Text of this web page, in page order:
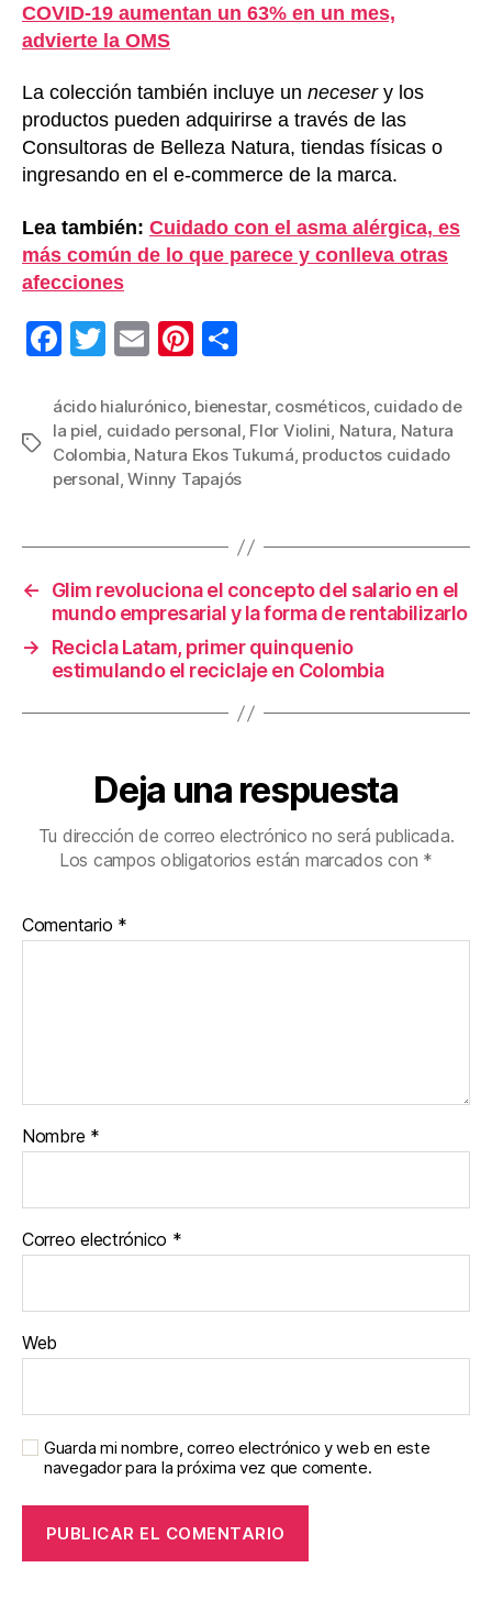
COVID-19 aumentan un 63% en un mes,
advierte la OMS
La colección también incluye un necesery los
productos pueden adquirirse a través de las
Consultoras de Belleza Natura, tiendas físicas o
ingresando en el e-commerce de la marca.
Lea también: Cuidado con el asma alérgica, es
más común de lo que parece y conlleva otras
afecciones
F
c
e
b
o
k
T
tt
er
E
ail
Pi
er
e
st
m
p
ar
Etiquetas
ácido hialurónico, bienestar, cosméticos, cuidado de
la piel, cuidado personal, Flor Violini, Natura, Natura
Colombia, Natura Ekos Tukumá, productos cuidado
personal,Winny Tapajós
←
Glim revoluciona el concepto del salario en el
mundo empresarial y la forma de rentabilizarlo
→
Recicla Latam, primer quinquenio
estimulando el reciclaje en Colombia
Deja una respuesta
Tu dirección de correo electrónico no será publicada.
Los campos obligatorios están marcados con *
Comentario *
Nombre *
Correo electrónico *
Web
Guarda mi nombre, correo electrónico y web en este
navegador para la próxima vez que comente.